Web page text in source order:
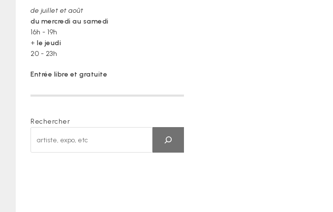
de juillet et août
du mercredi au samedi
16h - 19h
+ le jeudi
20 - 23h
Entrée libre et gratuite
Rechercher